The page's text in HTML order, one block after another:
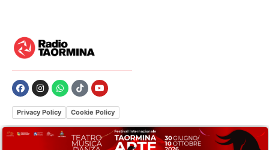
Privacy Policy Cookie Policy
Le tue preferenze relative alla privacy